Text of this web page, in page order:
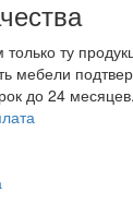
ту
мебели
до 24 месяцев.